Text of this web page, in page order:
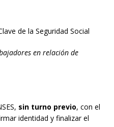
de la Seguridad Social
en relación de
sin turno previo, con el
identidad y finalizar el